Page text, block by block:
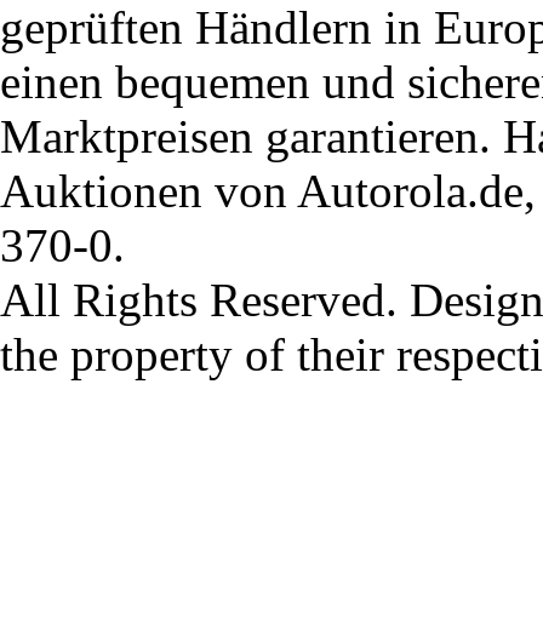
geprüften Händlern in
einen bequemen und
Marktpreisen garantieren.
Auktionen von
370-0.
All Rights Reserved.
the property of their